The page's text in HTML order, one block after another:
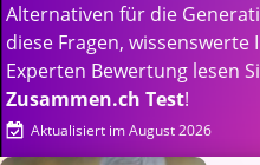
Alternativen für die
diese Fragen,
Experten Bewertung lesen
Zusammen.ch Test!
Aktualisiert im August 2026